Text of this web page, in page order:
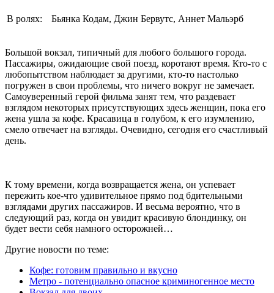
В ролях: Бьянка Кодам, Джин Бервутс, Аннет Мальэрб
Большой вокзал, типичный для любого большого города.
Пассажиры, ожидающие свой поезд, коротают время. Кто-то с
любопытством наблюдает за другими, кто-то настолько
погружен в свои проблемы, что ничего вокруг не замечает.
Cамоуверенный герой фильма занят тем, что раздевает
взглядом некоторых присутствующих здесь женщин, пока его
жена ушла за кофе. Красавица в голубом, к его изумлению,
смело отвечает на взгляды. Очевидно, сегодня его счастливый
день.
К тому времени, когда возвращается жена, он успевает
пережить кое-что удивительное прямо под бдительными
взглядами других пассажиров. И весьма вероятно, что в
следующий раз, когда он увидит красивую блондинку, он
будет вести себя намного осторожней…
Другие новости по теме:
Кофе: готовим правильно и вкусно
Метро - потенциально опасное криминогенное место